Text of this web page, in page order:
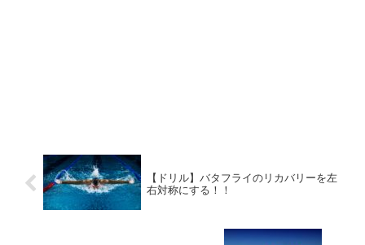
【ドリル】バタフライのリカバリーを左
右対称にする！！